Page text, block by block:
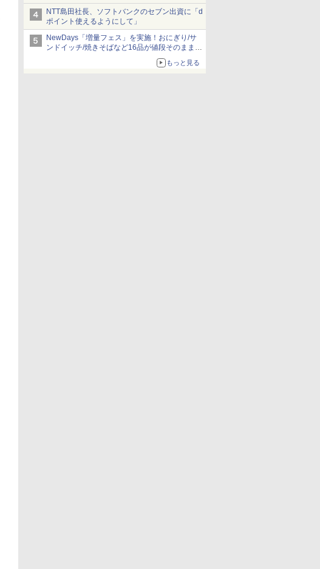
NTT島田社長、ソフトバンクのセブン出資に「d
ポイント使えるようにして」
NewDays「増量フェス」を実施！おにぎり/サ
ンドイッチ/焼きそばなど16品が値段そのままで
もっと見る